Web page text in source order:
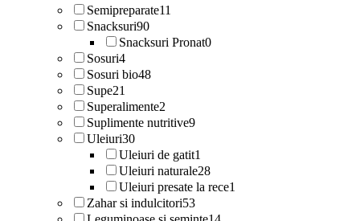
Semipreparate11
Snacksuri90
Snacksuri Pronat0
Sosuri4
Sosuri bio48
Supe21
Superalimente2
Suplimente nutritive9
Uleiuri30
Uleiuri de gatit1
Uleiuri naturale28
Uleiuri presate la rece1
Zahar si indulcitori53